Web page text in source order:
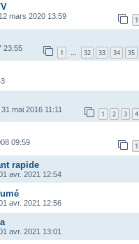
mars 2020 13:59 1
23:55 1 … 32 33 34 35
mai 2016 11:11 1 2 3 4
09:59 1
rapide
avr. 2021 12:54
avr. 2021 12:56
avr. 2021 13:01